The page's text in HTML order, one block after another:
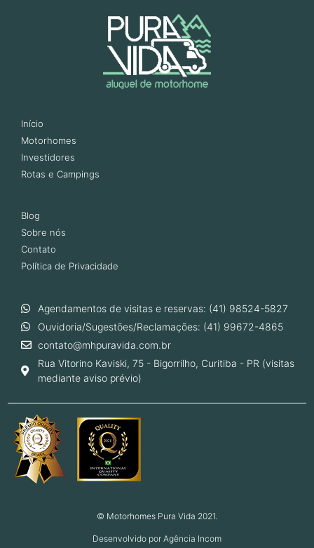
Início
Motorhomes
Investidores
Rotas e Campings
Blog
Sobre nós
Contato
Política de Privacidade
Agendamentos de visitas e reservas: (41) 98524-5827
Ouvidoria/Sugestões/Reclamações: (41) 99672-4865
contato@mhpuravida.com.br
Rua Vitorino Kaviski, 75 - Bigorrilho, Curitiba - PR (visitas
mediante aviso prévio)
© Motorhomes Pura Vida 2021.
Desenvolvido por Agência Incom